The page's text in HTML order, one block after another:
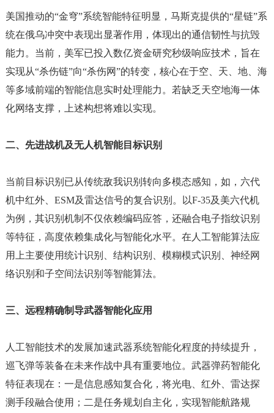
美国推动的“金穹”系统智能特征明显，马斯克提供的“星链”系
统在俄乌冲突中表现出显著作用，体现出的通信韧性与抗毁
能力。当前，美军已投入数亿资金研究秒级响应技术，旨在
实现从“杀伤链”向“杀伤网”的转变，核心在于空、天、地、海
等多域前端的智能信息实时处理能力。若缺乏天空地海一体
化网络支撑，上述构想将难以实现。
二、先进战机及无人机智能目标识别
当前目标识别已从传统敌我识别转向多模态感知，如，六代
机中红外、 ESM及雷达信号的复合识别。以F-35及美六代机
为例，其识别机制不仅依赖编码应答，还融合电子指纹识别
等特征，高度依赖集成化与智能化水平。在人工智能算法应
用上主要使用统计识别、结构识别、模糊模式识别、神经网
络识别和子空间法识别等智能算法。
三、远程精确制导武器智能化应用
人工智能技术的发展加速武器系统智能化程度的持续提升，
巡飞弹等装备在未来作战中具有重要地位。武器弹药智能化
特征表现在：一是信息感知复合化，将光电、红外、雷达探
测手段融合使用；二是任务规划自主化，实现智能航路规